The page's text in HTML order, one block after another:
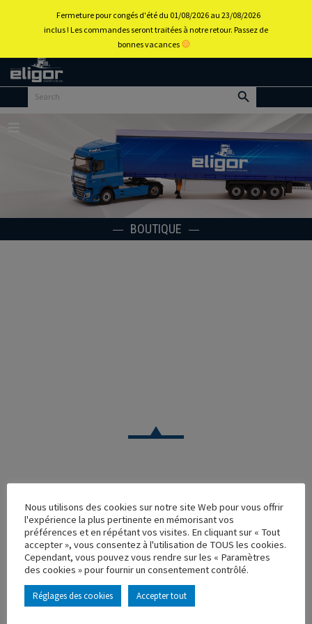
Retour
BOUTIQUE
CAMION
RENAULT R350 ACBG
Réf. : 110503
Rupture de stock
Caractéristique principales :
Nous utilisons des cookies sur notre site Web pour vous offrir
l'expérience la plus pertinente en mémorisant vos
préférences et en répétant vos visites. En cliquant sur « Tout
accepter », vous consentez à l'utilisation de TOUS les cookies.
Cependant, vous pouvez vous rendre sur les « Paramètres
des cookies » pour fournir un consentement contrôlé.
Réglages des cookies Accepter tout
Fermeture pour congés d'été du 01/08/2026 au 23/08/2026
inclus ! Les commandes seront traitées à notre retour. Passez de
bonnes vacances